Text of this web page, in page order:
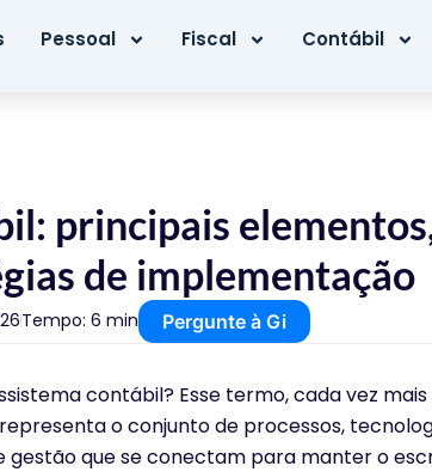
Pessoal Fiscal Contábil
principais
de implementação
Tempo: 6 min Pergunte à Gi
contábil? Esse termo, cada vez
o conjunto de processos,
gestão que se conectam para manter o